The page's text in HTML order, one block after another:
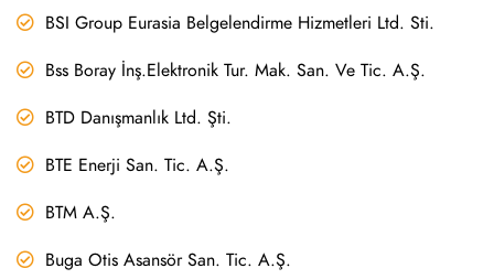
BSI Group Eurasia Belgelendirme Hizmetleri Ltd. Sti.
Bss Boray İnş.Elektronik Tur. Mak. San. Ve Tic. A.Ş.
BTD Danışmanlık Ltd. Şti.
BTE Enerji San. Tic. A.Ş.
BTM A.Ş.
Buga Otis Asansör San. Tic. A.Ş.